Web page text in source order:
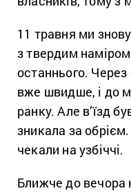
11 травня ми
з твердим
останнього.
вже швидше, і до
ранку. Але в’їзд
зникала за
чекали на узбіччі.
Ближче до вечора